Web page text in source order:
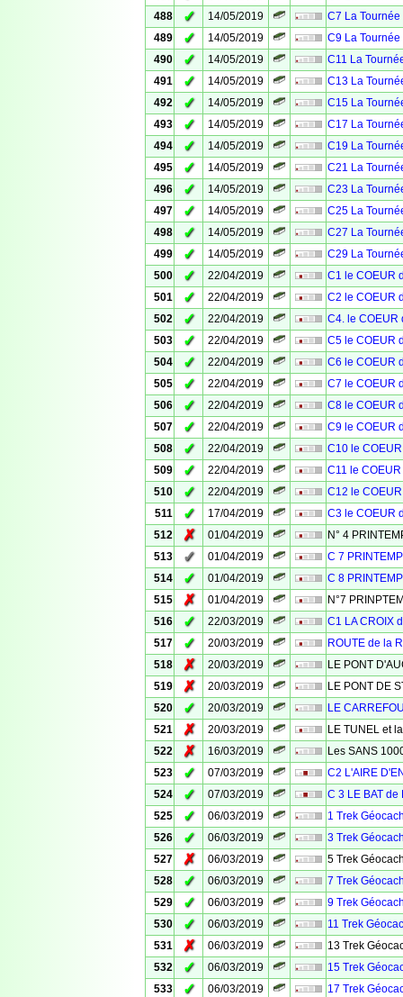
488
✓ 14/05/2019
C7 La
489
✓ 14/05/2019
C9 La
490
✓ 14/05/2019
C11 La
491
✓ 14/05/2019
C13 La
492
✓ 14/05/2019
C15 La
493
✓ 14/05/2019
C17 La
494
✓ 14/05/2019
C19 La
495
✓ 14/05/2019
C21 La
496
✓ 14/05/2019
C23 La
497
✓ 14/05/2019
C25 La
498
✓ 14/05/2019
C27 La
499
✓ 14/05/2019
C29 La
500
✓ 22/04/2019
C1 le COEUR
501
✓ 22/04/2019
C2 le COEUR
502
✓ 22/04/2019
C4. le COEUR
503
✓ 22/04/2019
C5 le COEUR
504
✓ 22/04/2019
C6 le COEUR
505
✓ 22/04/2019
C7 le COEUR
506
✓ 22/04/2019
C8 le COEUR
507
✓ 22/04/2019
C9 le COEUR
508
✓ 22/04/2019
C10 le
509
✓ 22/04/2019
C11 le
510
✓ 22/04/2019
C12 le
511
✓ 17/04/2019
C3 le COEUR
512
✗ 01/04/2019
N° 4
513
✓ 01/04/2019
C 7
514
✓ 01/04/2019
C 8
515
✗ 01/04/2019
N°7
516
✓ 22/03/2019
C1 LA CROIX
517
✓ 20/03/2019
ROUTE de la
518
✗ 20/03/2019
LE PONT
519
✗ 20/03/2019
LE PONT DE
520
✓ 20/03/2019
LE
521
✗ 20/03/2019
LE TUNEL et
522
✗ 16/03/2019
Les SANS
523
✓ 07/03/2019
C2 L'AIRE
524
✓ 07/03/2019
C 3 LE BAT de
525
✓ 06/03/2019
1 Trek
526
✓ 06/03/2019
3 Trek
527
✗ 06/03/2019
5 Trek
528
✓ 06/03/2019
7 Trek
529
✓ 06/03/2019
9 Trek
530
✓ 06/03/2019
11 Trek
531
✗ 06/03/2019
13 Trek
532
✓ 06/03/2019
15 Trek
533
✓ 06/03/2019
17 Trek